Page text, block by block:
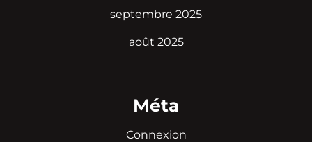
septembre 2025
août 2025
Méta
Connexion